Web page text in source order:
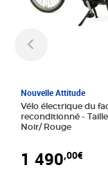
Nouvelle Attitude
Vélo électrique du
reconditionné - Taille normale -
Noir/ Rouge
1 490,00€